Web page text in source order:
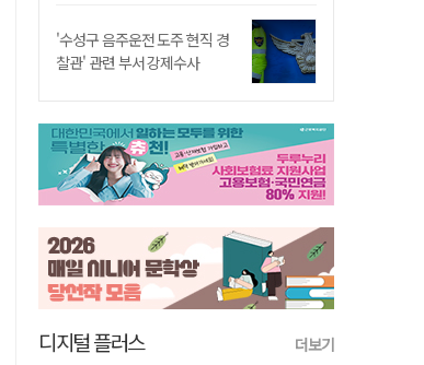
'수성구 음주운전 도주 현직 경
찰관' 관련 부서 강제수사
디지털 플러스 더보기